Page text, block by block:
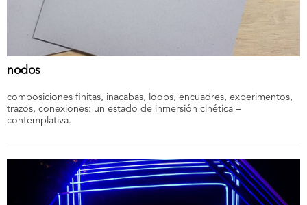
nodos
composiciones finitas, inacabas, loops, encuadres, experimentos,
trazos, conexiones: un estado de inmersión cinética –
contemplativa.